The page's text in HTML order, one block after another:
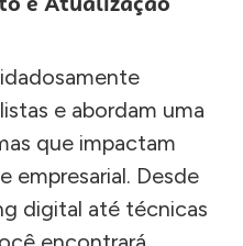
e abordam uma
que impactam
empresarial. Desde
digital até técnicas